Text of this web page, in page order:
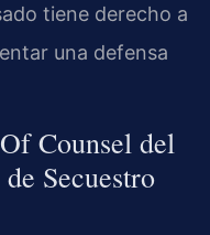
tiene derecho a
una defensa
Counsel del
Secuestro